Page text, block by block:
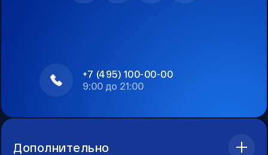
+7 (495) 100-00-00
9:00 до 21:00
Дополнительно